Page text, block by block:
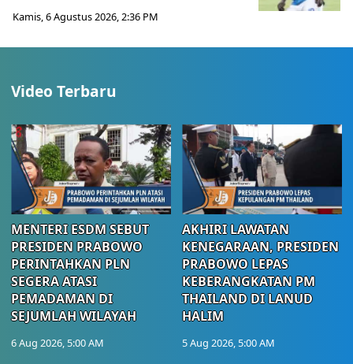
Kamis, 6 Agustus 2026, 2:36 PM
Video Terbaru
MENTERI ESDM SEBUT
PRESIDEN PRABOWO
PERINTAHKAN PLN
SEGERA ATASI
PEMADAMAN DI
SEJUMLAH WILAYAH
6 Aug 2026, 5:00 AM
AKHIRI LAWATAN
KENEGARAAN, PRESIDEN
PRABOWO LEPAS
KEBERANGKATAN PM
THAILAND DI LANUD
HALIM
5 Aug 2026, 5:00 AM